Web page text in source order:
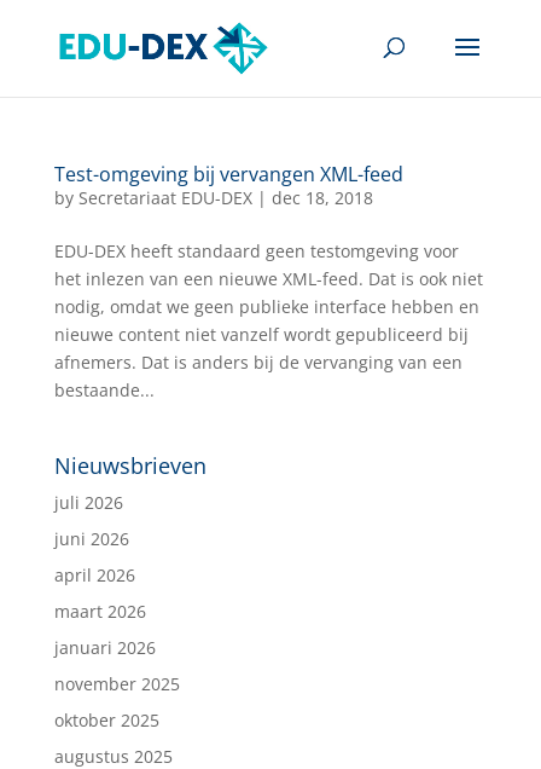
Test-omgeving bij vervangen XML-feed
by Secretariaat EDU-DEX| dec 18, 2018
EDU-DEX heeft standaard geen testomgeving voor
het inlezen van een nieuwe XML-feed. Dat is ook niet
nodig, omdat we geen publieke interface hebben en
nieuwe content niet vanzelf wordt gepubliceerd bij
afnemers. Dat is anders bij de vervanging van een
bestaande...
Nieuwsbrieven
juli 2026
juni 2026
april 2026
maart 2026
januari 2026
november 2025
oktober 2025
augustus 2025